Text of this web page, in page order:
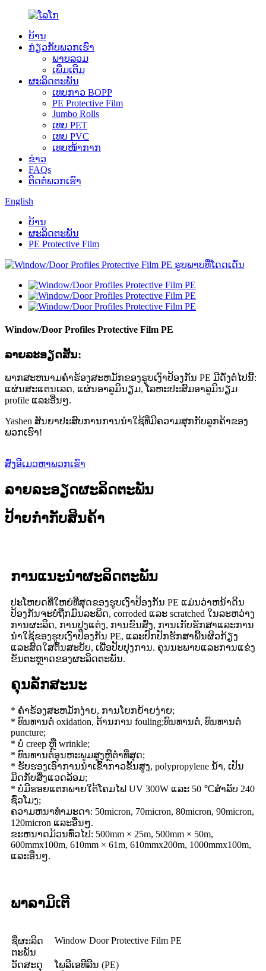
ບ້ານ
ກ່ຽວ​ກັບ​ພວກ​ເຮົາ
ພາບລວມ
ເພີ່ມເຕີມ
ຜະລິດຕະພັນ
ເທບກາວ BOPP
PE Protective Film
Jumbo Rolls
ເທບ PET
ເທບ PVC
ເທບໜ້າກາກ
ຂ່າວ
FAQs
ຕິດ​ຕໍ່​ພວກ​ເຮົາ
English
ບ້ານ
ຜະລິດຕະພັນ
PE Protective Film
Window/Door Profiles Protective Film PE
ລາຍ​ລະ​ອຽດ​ສັ້ນ​:
ພາກສະຫນາມຄໍາຮ້ອງສະຫມັກຂອງຮູບເງົາປ້ອງກັນ PE ມີດັ່ງຕໍ່ໄປນີ້:
ແຜ່ນສະແຕນເລດ, ແຜ່ນອາລູມິນຽມ, ໂລຫະປະສົມອາລູມິນຽມ
profile ແລະອື່ນໆ.
Yashen ສັນຍາປະສົບການການນໍາໃຊ້ທີ່ມີຄວາມສຸກກັບລູກຄ້າຂອງ
ພວກເຮົາ!
ສົ່ງອີເມວຫາພວກເຮົາ
ລາຍລະອຽດຜະລິດຕະພັນ
ປ້າຍກຳກັບສິນຄ້າ
ການແນະນໍາຜະລິດຕະພັນ
ປະໂຫຍດທີ່ໃຫຍ່ທີ່ສຸດຂອງຮູບເງົາປ້ອງກັນ PE ແມ່ນວ່າຫນ້າດິນ
ປ້ອງກັນຈະບໍ່ຖືກມົນລະພິດ, corroded ແລະ scratched ໃນລະຫວ່າງ
ການຜະລິດ, ການປຸງແຕ່ງ, ການຂົນສົ່ງ, ການເກັບຮັກສາແລະການ
ນໍາໃຊ້ຂອງຮູບເງົາປ້ອງກັນ PE, ແລະປົກປັກຮັກສາພື້ນຜິວກ້ຽງ
ແລະສົດໃສຕົ້ນສະບັບ, ເພື່ອປັບປຸງການ. ຄຸນ​ນະ​ພາບ​ແລະ​ການ​ແຂ່ງ​
ຂັນ​ຕະ​ຫຼາດ​ຂອງ​ຜະ​ລິດ​ຕະ​ພັນ​.
ຄຸນ​ລັກ​ສະ​ນະ
* ຄໍາ​ຮ້ອງ​ສະ​ຫມັກ​ງ່າຍ​, ການ​ໂຍກ​ຍ້າຍ​ງ່າຍ​;
* ທົນທານຕໍ່ oxidation, ຕ້ານການ fouling;ທົນທານຕໍ່, ທົນທານຕໍ່
puncture;
* ບໍ່ creep ຫຼື wrinkle;
* ທົນທານຕໍ່ອຸນຫະພູມສູງຫຼືຕ່ໍາທີ່ສຸດ;
* ຮັບຮອງເອົາການນໍາເຂົ້າກາວຂັ້ນສູງ, polypropylene ນ້ໍາ, ເປັນ
ມິດກັບສິ່ງແວດລ້ອມ;
* ບໍ່ມີຮອຍແຕກພາຍໃຕ້ໂຄມໄຟ UV 300W ແລະ 50 ℃ສໍາລັບ 240
ຊົ່ວໂມງ;
ຄວາມຫນາທໍາມະດາ: 50micron, 70micron, 80micron, 90micron,
120micron ແລະອື່ນໆ.
ຂະຫນາດມ້ວນທົ່ວໄປ: 500mm × 25m, 500mm × 50m,
600mmx100m, 610mm × 61m, 610mmx200m, 1000mmx100m,
ແລະອື່ນໆ.
ພາລາມິເຕີ
ຊື່​ຜະ​ລິດ​
ຕະ​ພັນ
Window Door Protective Film PE
ວັດສະດຸ
ໂພລີເອທີລີນ (PE)